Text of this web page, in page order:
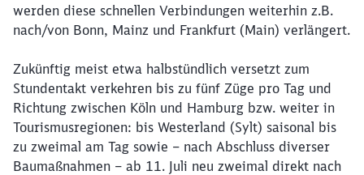
werden diese schnellen Verbindungen weiterhin z.B.
nach/von Bonn, Mainz und Frankfurt (Main) verlängert.
Zukünftig meist etwa halbstündlich versetzt zum
Stundentakt verkehren bis zu fünf Züge pro Tag und
Richtung zwischen Köln und Hamburg bzw. weiter in
Tourismusregionen: bis Westerland (Sylt) saisonal bis
zu zweimal am Tag sowie – nach Abschluss diverser
Baumaßnahmen – ab 11. Juli neu zweimal direkt nach